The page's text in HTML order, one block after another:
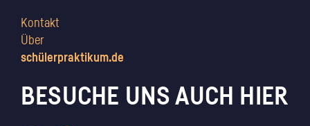
Kontakt
Über
schülerpraktikum.de
BESUCHE UNS AUCH HIER